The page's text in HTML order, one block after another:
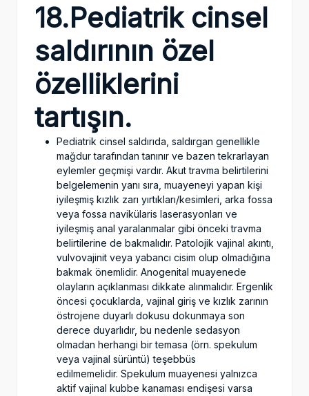
18.Pediatrik cinsel
saldırının özel
özelliklerini
tartışın.
Pediatrik cinsel saldırıda, saldırgan genellikle
mağdur tarafından tanınır ve bazen tekrarlayan
eylemler geçmişi vardır. Akut travma belirtilerini
belgelemenin yanı sıra, muayeneyi yapan kişi
iyileşmiş kızlık zarı yırtıkları/kesimleri, arka fossa
veya fossa navikülaris laserasyonları ve
iyileşmiş anal yaralanmalar gibi önceki travma
belirtilerine de bakmalıdır. Patolojik vajinal akıntı,
vulvovajinit veya yabancı cisim olup olmadığına
bakmak önemlidir. Anogenital muayenede
olayların açıklanması dikkate alınmalıdır. Ergenlik
öncesi çocuklarda, vajinal giriş ve kızlık zarının
östrojene duyarlı dokusu dokunmaya son
derece duyarlıdır, bu nedenle sedasyon
olmadan herhangi bir temasa (örn. spekulum
veya vajinal sürüntü) teşebbüs
edilmemelidir. Spekulum muayenesi yalnızca
aktif vajinal kubbe kanaması endişesi varsa